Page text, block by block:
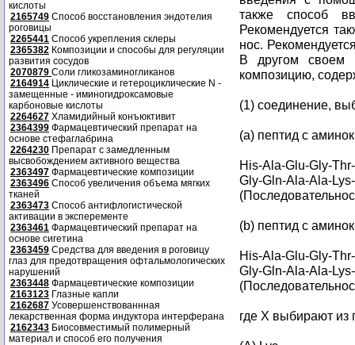
кислоты
2165749 Способ восстановления эндотелия
роговицы
2265441 Способ укрепления склеры
2365382 Композиции и способы для регуляции
развития сосудов
2070879 Соли гликозаминогликанов
2164914 Циклические и гетероциклические N -
замещенные - иминогидроксамовые
карбоновые кислоты
2264627 Хламидийный конъюктивит
2364399 Фармацевтический препарат на
основе стефаглабрина
2264230 Препарат с замедленным
высвобождением активного вещества
2363497 Фармацевтические композиции
2363496 Способ увеличения объема мягких
тканей
2363473 Способ антифлогистической
активации в эксперементе
2363461 Фармацевтический препарат на
основе сигетина
2363459 Средства для введения в роговицу
глаз для предотвращения офтальмологических
нарушений
2363448 Фармацевтические композиции
2163123 Глазные капли
2162687 Усовершенствованнная
лекарственная форма индуктора интерферана
2162343 Биосовместимый полимерный
материал и способ его получения
также способ
Рекомендуется
нос.
В другом своем
композицию,
(1) соединение,
(a) пептид с
His-Ala-Glu-Gly-
Gly-Gln-Ala-Ala-
(b) пептид с
His-Ala-Glu-Gly-
Gly-Gln-Ala-Ala-
где X выбирают